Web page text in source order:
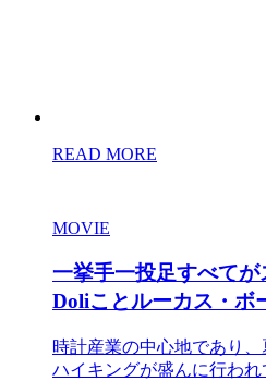
READ MORE
MOVIE
一挙手一投足すべて
Doliことルーカス・ボ
時計産業の中心地であり
ハイキングが盛んに行わ